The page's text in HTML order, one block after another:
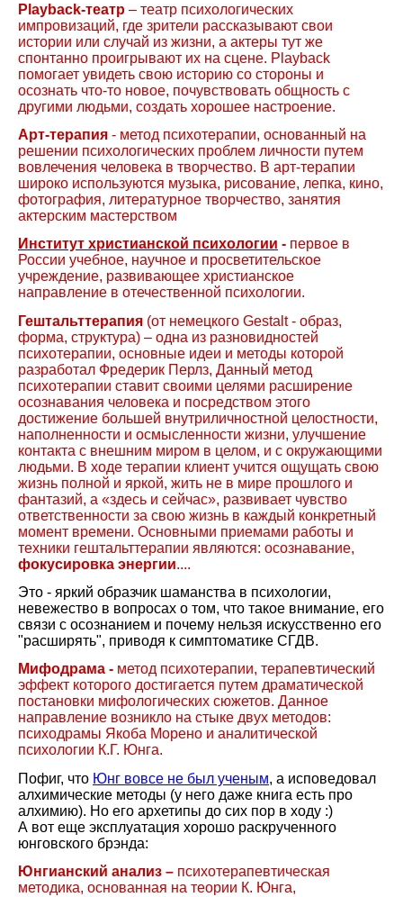
Playback-театр – театр психологических
импровизаций, где зрители рассказывают свои
истории или случай из жизни, а актеры тут же
спонтанно проигрывают их на сцене. Playback
помогает увидеть свою историю со стороны и
осознать что-то новое, почувствовать общность с
другими людьми, создать хорошее настроение.
Арт-терапия - метод психотерапии, основанный на
решении психологических проблем личности путем
вовлечения человека в творчество. В арт-терапии
широко используются музыка, рисование, лепка, кино,
фотография, литературное творчество, занятия
актерским мастерством
Институт христианской психологии - первое в
России учебное, научное и просветительское
учреждение, развивающее христианское
направление в отечественной психологии.
Гештальттерапия (от немецкого Gestalt- образ,
форма, структура) – одна из разновидностей
психотерапии, основные идеи и методы которой
разработал Фредерик Перлз, Данный метод
психотерапии ставит своими целями расширение
осознавания человека и посредством этого
достижение большей внутриличностной целостности,
наполненности и осмысленности жизни, улучшение
контакта с внешним миром в целом, и с окружающими
людьми. В ходе терапии клиент учится ощущать свою
жизнь полной и яркой, жить не в мире прошлого и
фантазий, а «здесь и сейчас», развивает чувство
ответственности за свою жизнь в каждый конкретный
момент времени. Основными приемами работы и
техники гештальттерапии являются: осознавание,
фокусировка энергии....
Это - яркий образчик шаманства в психологии,
невежество в вопросах о том, что такое внимание, его
связи с осознанием и почему нельзя искусственно его
"расширять", приводя к симптоматике СГДВ.
Мифодрама - метод психотерапии, терапевтический
эффект которого достигается путем драматической
постановки мифологических сюжетов. Данное
направление возникло на стыке двух методов:
психодрамы Якоба Морено и аналитической
психологии К.Г. Юнга.
Пофиг, что Юнг вовсе не был ученым, а исповедовал
алхимические методы (у него даже книга есть про
алхимию). Но его архетипы до сих пор в ходу :)
А вот еще эксплуатация хорошо раскрученного
юнговского брэнда:
Юнгианский анализ – психотерапевтическая
методика, основанная на теории К. Юнга,